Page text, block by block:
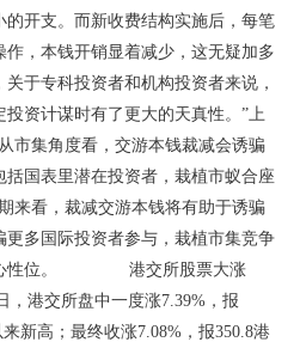
的开支。而新收费结构实施后，每笔
，本钱开销显着减少，这无疑加多
于专科投资者和机构投资者来说，
资计谋时有了更大的天真性。”上
角度看，交游本钱裁减会诱骗
国表里潜在投资者，栽植市蚁合座
，裁减交游本钱将有助于诱骗
多国际投资者参与，栽植市集竞争
心性位。 港交所股票大涨
港交所盘中一度涨7.39%，报
新高；最终收涨7.08%，报350.8港